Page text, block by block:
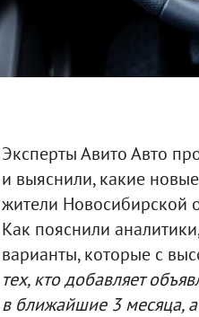
Эксперты Авито Авто
и выяснили, какие
жители Новосибирской
Как пояснили
варианты, которые с
тех, кто добавляет
в ближайшие 3 месяца,